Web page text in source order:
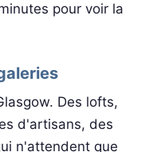
pour voir la
Des lofts,
d'artisans, des
n'attendent que